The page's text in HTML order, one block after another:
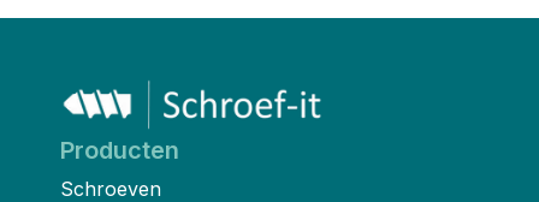
Producten
Schroeven